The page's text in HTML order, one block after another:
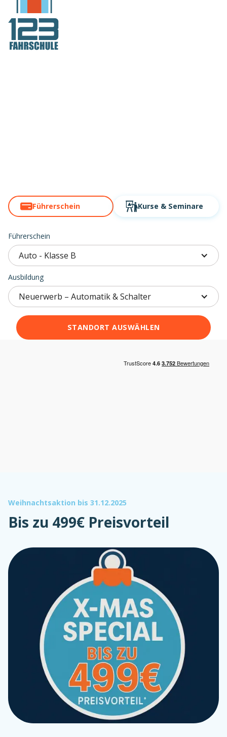
Führerschein Kurse & Seminare
Führerschein
Auto - Klasse B
Ausbildung
Neuerwerb – Automatik & Schalter
STANDORT AUSWÄHLEN
Weihnachtsaktion bis 31.12.2025
Bis zu 499€ Preisvorteil